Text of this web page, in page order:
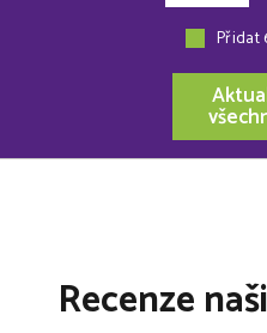
Přidat
Recenze